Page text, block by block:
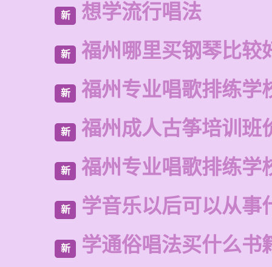
新 想学流行唱法
新 福州哪里买钢琴比较
新 福州专业唱歌排练学
新 福州成人古筝培训班
新 福州专业唱歌排练学
新 学音乐以后可以从事
新 学通俗唱法买什么书